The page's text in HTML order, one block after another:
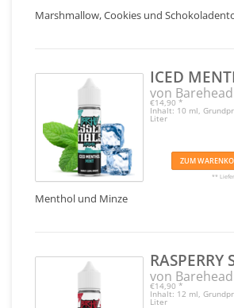
Marshmallow, Cookies und
ICED
von Barehead
€14,90 *
Inhalt: 10 ml,
Liter
ZUM
**
Menthol und Minze
RASPERRY
von Barehead
€14,90 *
Inhalt: 12 ml,
Liter